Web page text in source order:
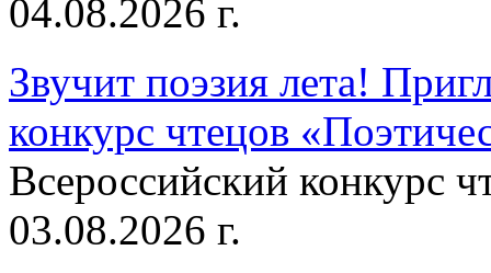
04.08.2026 г.
Звучит поэзия лета!
конкурс чтецов
Всероссийский конкурс
03.08.2026 г.